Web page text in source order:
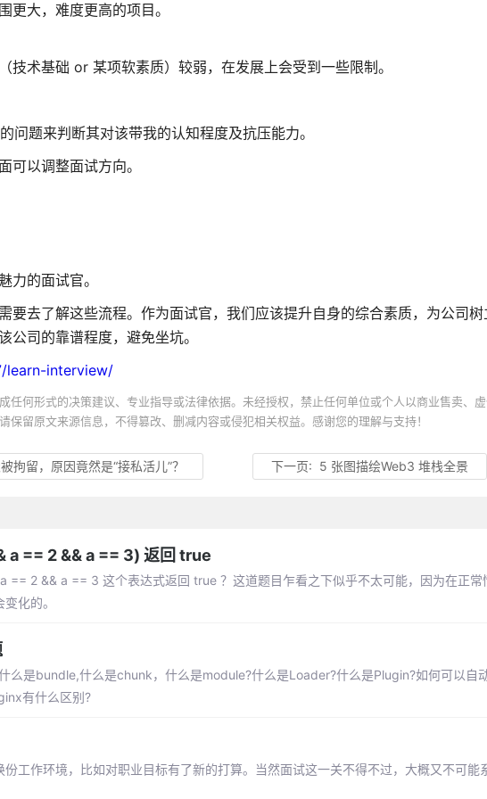
更大，难度更高的项目。
技术基础 or 某项软素质）较弱，在发展上会受到一些限制。
问题来判断其对该带我的认知程度及抗压能力。
可以调整面试方向。
力的面试官。
要去了解这些流程。作为面试官，我们应该提升自身的综合素质，为公司
公司的靠谱程度，避免坐坑。
interview/
任何形式的决策建议、专业指导或法律依据。未经授权，禁止任何单位或个人以商业售卖、
保留原文来源信息，不得篡改、删减内容或侵犯相关权益。感谢您的理解与支持！
拘留，原因竟然是“接私活儿”？ 下一页: 5 张图描绘Web3 堆栈全景
a == 2 && a == 3) 返回 true
== 2 && a == 3 这个表达式返回 true ？这道题目乍看之下似乎不太可能，因为在正常
化的。
么是bundle,什么是chunk，什么是module?什么是Loader?什么是Plugin?如何可以自
有什么区别?
工作环境，比如对职业目标有了新的打算。当然面试这一关不得不过，大概又不可能